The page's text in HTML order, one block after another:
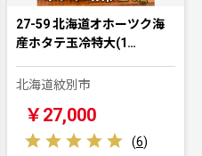
27-59 北海道オホーツク海
産ホタテ玉冷特大(1…
北海道紋別市
￥27,000
(6)